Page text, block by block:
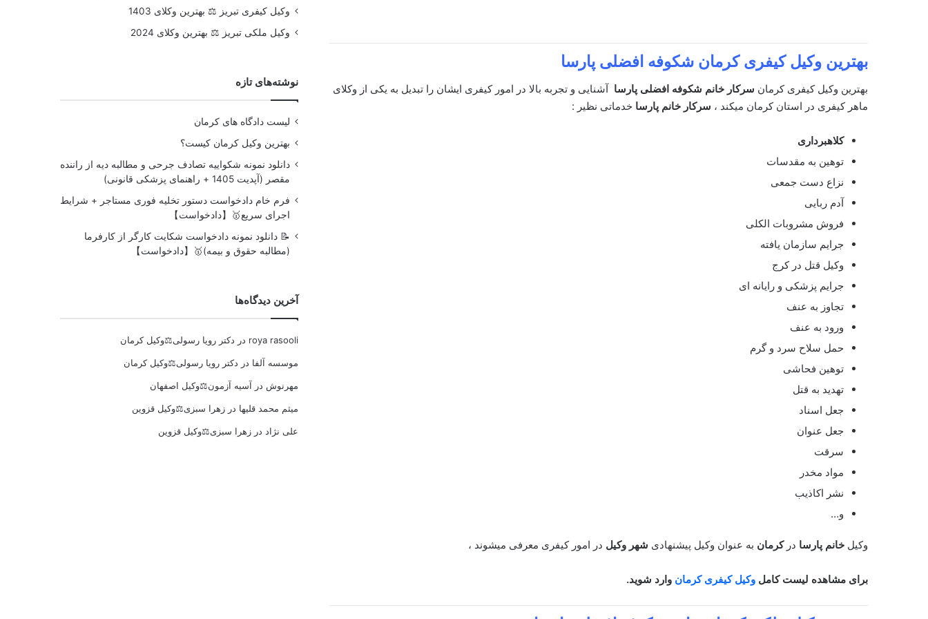
بهترین وکیل کیفری کرمان شکوفه افضلی پارسا
بهترین وکیل کیفری کرمان سرکار خانم شکوفه افضلی پارسا آشنایی و تجربه بالا در امور کیفری ایشان را تبدیل به یکی از وکلای
ماهر کیفری در استان کرمان میکند ، سرکار خانم پارسا خدماتی نظیر :
کلاهبرداری
توهین به مقدسات
نزاع دست جمعی
آدم ربایی
فروش مشروبات الکلی
جرایم سازمان یافته
وکیل قتل در کرج
جرایم پزشکی و رایانه ای
تجاوز به عنف
ورود به عنف
حمل سلاح سرد و گرم
توهین فحاشی
تهدید به قتل
جعل اسناد
جعل عنوان
سرقت
مواد مخدر
نشر اکاذیب
و…
وکیل خانم پارسا در کرمان به عنوان وکیل پیشنهادی شهر وکیل در امور کیفری معرفی میشوند ،
برای مشاهده لیست کامل وکیل کیفری کرمان وارد شوید.
وکیل کیفری تبریز ⚖️ بهترین وکلای 1403
وکیل ملکی تبریز ⚖️ بهترین وکلای 2024
نوشته‌های تازه
لیست دادگاه های کرمان
بهترین وکیل کرمان کیست؟
دانلود نمونه شکواییه تصادف جرحی و مطالبه دیه از راننده
مقصر (آپدیت 1405 + راهنمای پزشکی قانونی)
فرم خام دادخواست دستور تخلیه فوری مستاجر + شرایط
اجرای سریع🥇【دادخواست】
📝 دانلود نمونه دادخواست شکایت کارگر از کارفرما
(مطالبه حقوق و بیمه)🥇【دادخواست】
آخرین دیدگاه‌ها
roya rasooli در دکتر رویا رسولی⚖️وکیل کرمان
موسسه آلفا در دکتر رویا رسولی⚖️وکیل کرمان
مهرنوش در آسیه آزمون⚖️وکیل اصفهان
میثم محمد قلیها درزهرا سبزی⚖️وکیل قزوین
علی نژاد درزهرا سبزی⚖️وکیل قزوین